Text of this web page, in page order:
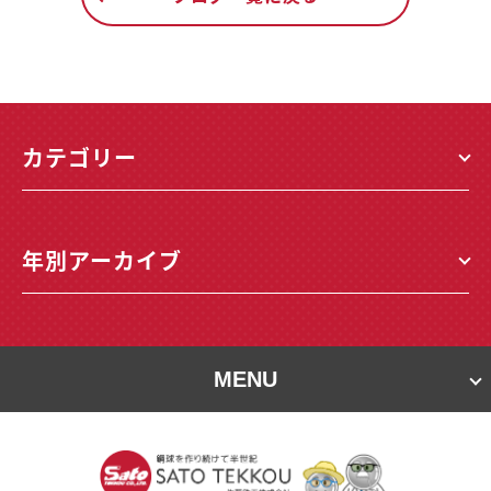
カテゴリー
年別アーカイブ
MENU